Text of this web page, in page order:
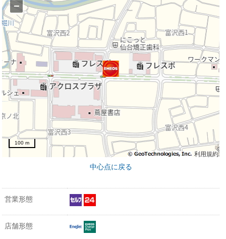
利用規約
−
100 m
中心点に戻る
営業形態
店舗形態